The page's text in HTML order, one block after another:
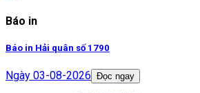
Báo in
Báo in Hải quân số 1790
Ngày 03-08-2026 Đọc ngay